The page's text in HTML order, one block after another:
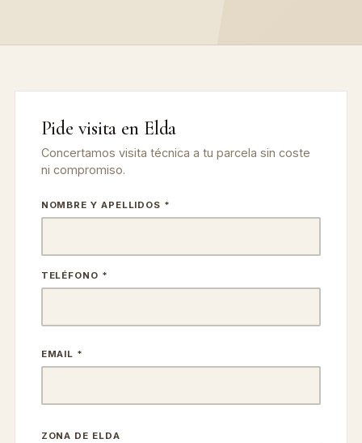
Pide visita en Elda
Concertamos visita técnica a tu parcela sin coste
ni compromiso.
NOMBRE Y APELLIDOS *
TELÉFONO *
EMAIL *
ZONA DE ELDA